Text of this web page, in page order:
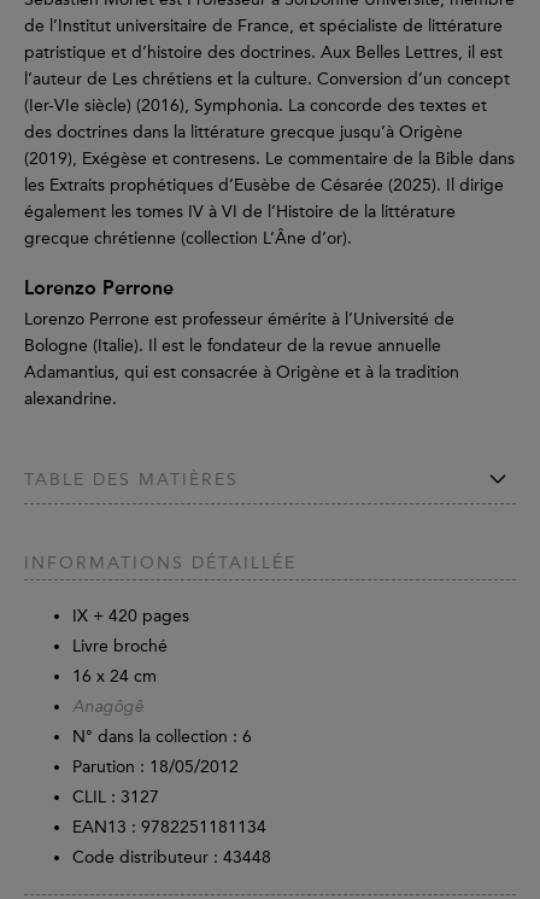
de l’Institut universitaire de France, et spécialiste de littérature
patristique et d’histoire des doctrines. Aux Belles Lettres, il est
l’auteur de Les chrétiens et la culture. Conversion d’un concept
(Ier-VIe siècle) (2016), Symphonia. La concorde des textes et
des doctrines dans la littérature grecque jusqu’à Origène
(2019), Exégèse et contresens. Le commentaire de la Bible dans
les Extraits prophétiques d’Eusèbe de Césarée (2025). Il dirige
également les tomes IV à VI de l’Histoire de la littérature
grecque chrétienne (collection L’Âne d’or).
Lorenzo Perrone
Lorenzo Perrone est professeur émérite à l’Université de
Bologne (Italie). Il est le fondateur de la revue annuelle
Adamantius, qui est consacrée à Origène et à la tradition
alexandrine.
TABLE DES MATIÈRES
INFORMATIONS DÉTAILLÉE
IX + 420 pages
Livre broché
16 x 24 cm
Anagôgê
N° dans la collection : 6
Parution : 18/05/2012
CLIL : 3127
EAN13 : 9782251181134
Code distributeur : 43448